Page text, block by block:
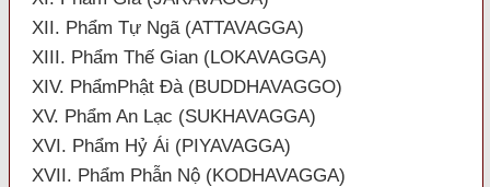
XII. Phẩm Tự Ngã (ATTAVAGGA)
XIII. Phẩm Thế Gian (LOKAVAGGA)
XIV. PhẩmPhật Đà (BUDDHAVAGGO)
XV. Phẩm An Lạc (SUKHAVAGGA)
XVI. Phẩm Hỷ Ái (PIYAVAGGA)
XVII. Phẩm Phẫn Nộ (KODHAVAGGA)